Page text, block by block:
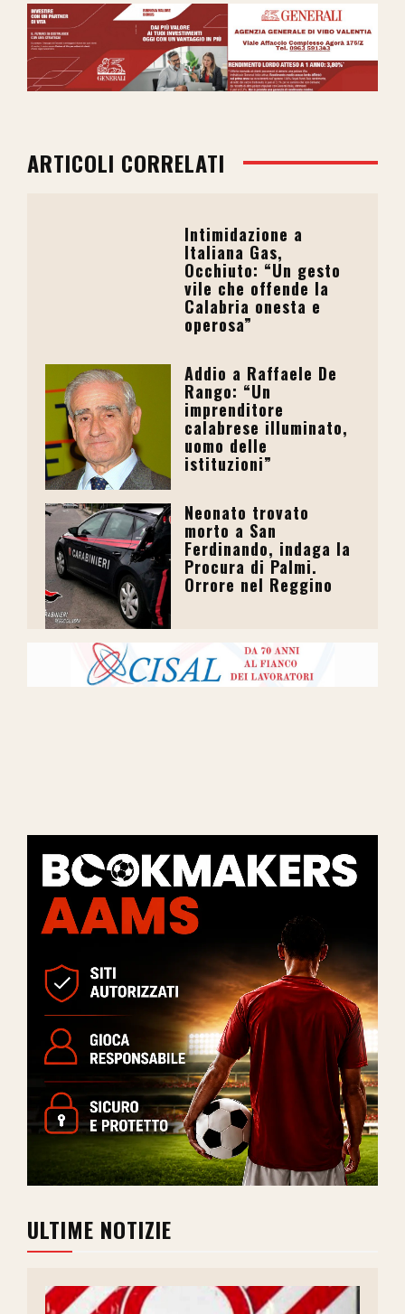
ARTICOLI CORRELATI
Intimidazione a
Italiana Gas,
Occhiuto: “Un gesto
vile che offende la
Calabria onesta e
operosa”
Addio a Raffaele De
Rango: “Un
imprenditore
calabrese illuminato,
uomo delle
istituzioni”
Neonato trovato
morto a San
Ferdinando, indaga la
Procura di Palmi.
Orrore nel Reggino
ULTIME NOTIZIE